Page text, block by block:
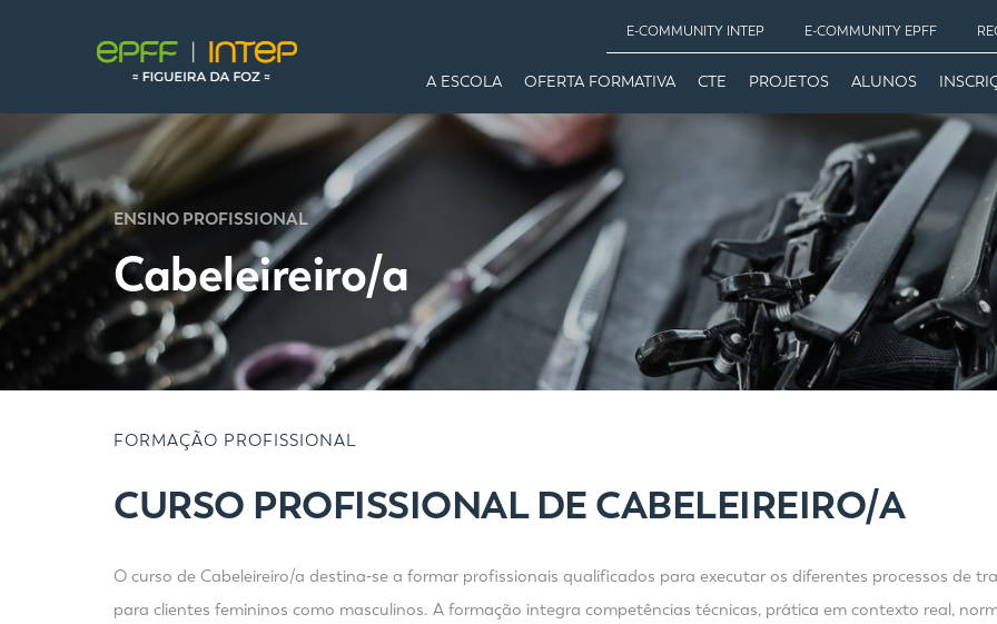
E-COMMUNITY INTEP E-COMMUNITY EPFF
A ESCOLA OFERTA FORMATIVA CTE PROJETOS ALUNOS
ENSINO PROFISSIONAL
Cabeleireiro/a
FORMAÇÃO PROFISSIONAL
CURSO PROFISSIONAL DE CABELEIREIRO/A
O curso de Cabeleireiro/a destina‑se a formar profissionais qualificados para executar os diferentes processos de
para clientes femininos como masculinos. A formação integra competências técnicas, prática em contexto real,